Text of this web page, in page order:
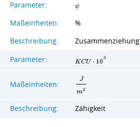
Parameter:
ψ
Maßeinheiten:
%
Beschreibung:
Zusammenziehung
Parameter: KCU ⋅ 10
3
Maßeinheiten:
J
m2
Beschreibung: Zähigkeit